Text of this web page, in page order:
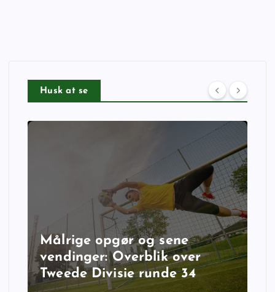
Husk at se
Målrige opgør og sene
vendinger: Overblik over
Tweede Divisie runde 34